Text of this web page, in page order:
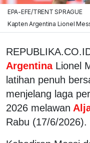
EPA-EFE/TRENT SPRAGUE
Kapten Argentina Lionel
Argentina Lionel
latihan penuh
menjelang laga
2026 melawan
Rabu (17/6/2026).